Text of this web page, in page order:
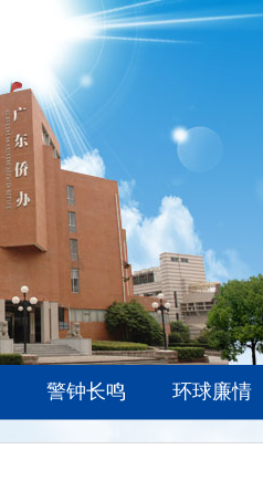
警钟长鸣 环球廉情